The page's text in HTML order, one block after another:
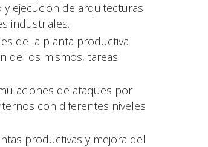
y ejecución de arquitecturas
industriales.
de la planta productiva
de los mismos, tareas
de ataques por
con diferentes niveles
productivas y mejora del